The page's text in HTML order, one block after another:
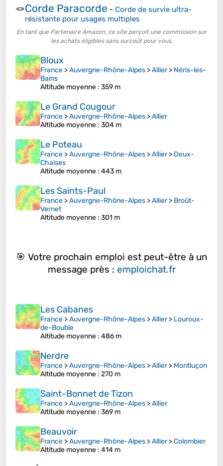
🪢Corde Paracorde - Corde de survie ultra-
résistante pour usages multiples
En tant que Partenaire Amazon, ce site perçoit une commission sur
les achats éligibles sans surcoût pour vous.
Bloux
France >Auvergne-Rhône-Alpes >Allier> Néris-les-
Bains
Altitude moyenne : 359 m
Le Grand Cougour
France >Auvergne-Rhône-Alpes >Allier
Altitude moyenne : 304 m
Le Poteau
France >Auvergne-Rhône-Alpes >Allier> Deux-
Chaises
Altitude moyenne : 443 m
Les Saints-Paul
France >Auvergne-Rhône-Alpes >Allier> Broût-
Vernet
Altitude moyenne : 301 m
🎯 Votre prochain emploi est peut-être à un
message près : emploichat.fr
Les Cabanes
France >Auvergne-Rhône-Alpes >Allier> Louroux-
de-Bouble
Altitude moyenne : 486 m
Nerdre
France >Auvergne-Rhône-Alpes >Allier> Montluçon
Altitude moyenne : 270 m
Saint-Bonnet de Tizon
France >Auvergne-Rhône-Alpes >Allier
Altitude moyenne : 369 m
Beauvoir
France >Auvergne-Rhône-Alpes >Allier>Colombier
Altitude moyenne : 414 m